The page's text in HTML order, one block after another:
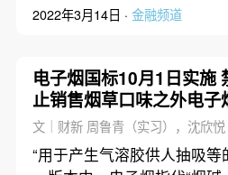
2022年3月14日 · 金融频道
电子烟国标10月1日实施
止销售烟草口味之外电子
文｜财新 周鲁青（实习），沈欣悦
“用于产生气溶胶供人抽吸等